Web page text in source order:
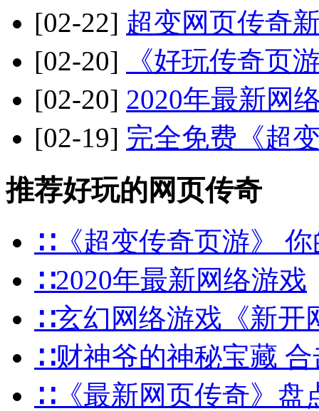
[02-22] 超变网页传奇
[02-20]
《好玩传奇页
[02-20] 2020年最新网
[02-19] 完全免费《超
推荐好玩的网页传奇
∷《超变传奇页游》
∷2020年最新网络游戏
∷玄幻网络游戏《新开
∷财神爷的神秘宝藏
∷《最新网页传奇》盘